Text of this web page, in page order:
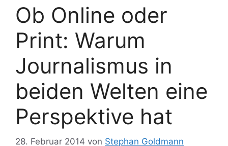
Ob Online oder
Print: Warum
Journalismus in
beiden Welten eine
Perspektive hat
28. Februar 2014 von Stephan Goldmann